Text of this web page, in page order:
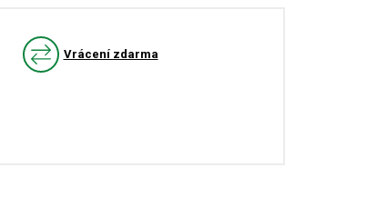
Vrácení zdarma